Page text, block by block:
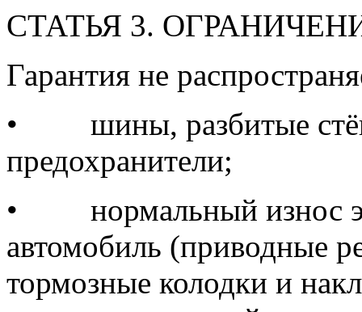
СТАТЬЯ 3.
Гарантия не
•
шины, разбитые
предохранители;
•
нормальный износ
автомобиль (приводные
тормозные колодки и